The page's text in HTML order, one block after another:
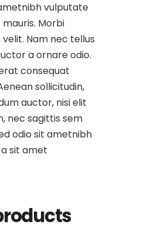
vulputate
Morbi
Nam nec tellus
a ornare odio.
consequat
sollicitudin,
auctor, nisi elit
nec sagittis sem
odio sit ametnibh
sit amet